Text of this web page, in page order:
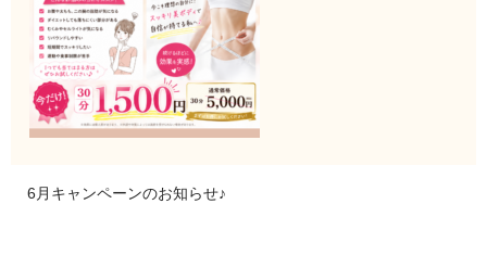
6月キャンペーンのお知らせ♪